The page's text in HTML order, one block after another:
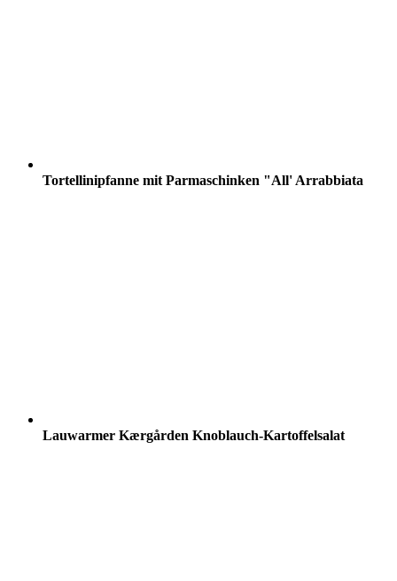
Tortellinipfanne mit Parmaschinken "All' Arrabbiata
Lauwarmer Kærgården Knoblauch-Kartoffelsalat